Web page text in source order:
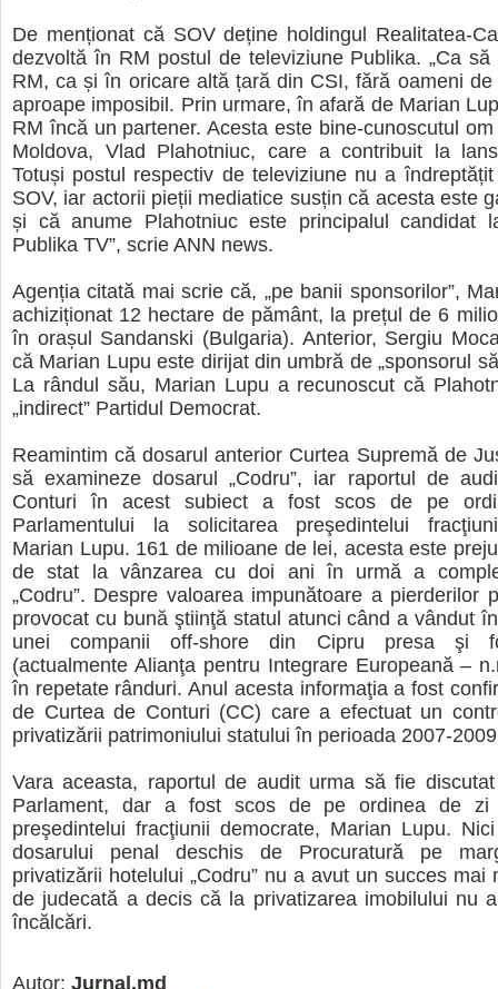
De menționat că SOV deține holdingul Realitatea-
dezvoltă în RM postul de televiziune Publika. „Ca
RM, ca și în oricare altă țară din CSI, fără oameni de
aproape imposibil. Prin urmare, în afară de Marian
RM încă un partener. Acesta este bine-cunoscutul
Moldova, Vlad Plahotniuc, care a contribuit la
Totuși postul respectiv de televiziune nu a
SOV, iar actorii pieții mediatice susțin că acesta este
și că anume Plahotniuc este principalul candidat
Publika TV”, scrie ANN news.
Agenția citată mai scrie că, „pe banii sponsorilor”,
achiziționat 12 hectare de pământ, la prețul de 6
în orașul Sandanski (Bulgaria). Anterior, Sergiu
că Marian Lupu este dirijat din umbră de „sponsorul
La rândul său, Marian Lupu a recunoscut că
„indirect” Partidul Democrat.
Reamintim că dosarul anterior Curtea Supremă de
să examineze dosarul „Codru”, iar raportul de
Conturi în acest subiect a fost scos de pe
Parlamentului la solicitarea preşedintelui
Marian Lupu. 161 de milioane de lei, acesta este
de stat la vânzarea cu doi ani în urmă a
„Codru”. Despre valoarea impunătoare a pierderilor
provocat cu bună ştiinţă statul atunci când a vândut
unei companii off-shore din Cipru presa şi
(actualmente Alianţa pentru Integrare Europeană –
în repetate rânduri. Anul acesta informaţia a fost
de Curtea de Conturi (CC) care a efectuat un
privatizării patrimoniului statului în perioada 2007-
Vara aceasta, raportul de audit urma să fie
Parlament, dar a fost scos de pe ordinea de zi
preşedintelui fracţiunii democrate, Marian Lupu.
dosarului penal deschis de Procuratură pe
privatizării hotelului „Codru” nu a avut un succes mai
de judecată a decis că la privatizarea imobilului nu
încălcări.
Autor: Jurnal.md